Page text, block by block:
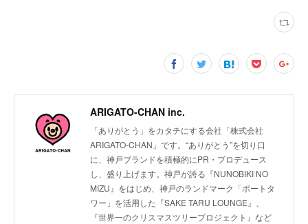
ARIGATO-CHAN inc.
「ありがとう」をカタチにする会社「株式会社
ARIGATO-CHAN」です。“ありがとう”を切り口
に、神戸ブランドを積極的にPR・プロデュース
し、盛り上げます。神戸が誇る『NUNOBIKI NO
MIZU』をはじめ、神戸のランドマーク「ポートタ
ワー」を活用した『SAKE TARU LOUNGE』、
『世界一のクリスマスツリープロジェクト』など